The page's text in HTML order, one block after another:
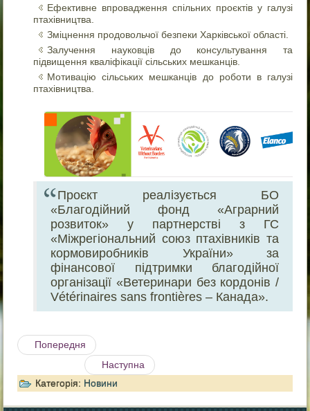
Ефективне впровадження спільних проєктів у галузі
птахівництва.
Зміцнення продовольчої безпеки Харківської області.
Залучення науковців до консультування та
підвищення кваліфікації сільських мешканців.
Мотивацію сільських мешканців до роботи в галузі
птахівництва.
Проєкт реалізується БО
«Благодійний фонд «Аграрний
розвиток» у партнерстві з ГС
«Міжрегіональний союз птахівників та
кормовиробників України» за
фінансової підтримки благодійної
організації «Ветеринари без кордонів /
Vétérinaires sans frontières – Канада».
Попередня
Наступна
Категорія: Новини